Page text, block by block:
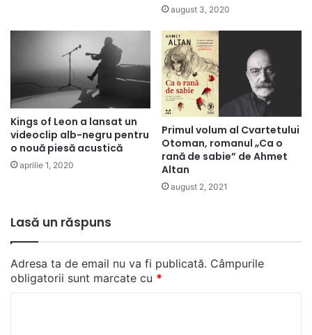
august 3, 2020
Kings of Leon a lansat un
videoclip alb-negru pentru
o nouă piesă acustică
aprilie 1, 2020
Primul volum al Cvartetului
Otoman, romanul „Ca o
rană de sabie” de Ahmet
Altan
august 2, 2021
Lasă un răspuns
Adresa ta de email nu va fi publicată. Câmpurile
obligatorii sunt marcate cu *